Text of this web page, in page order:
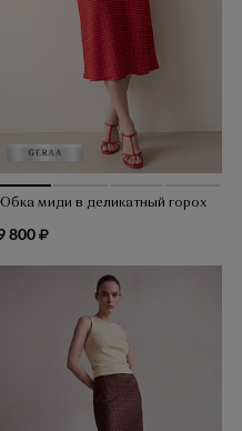
Юбка миди в деликатный горох
800